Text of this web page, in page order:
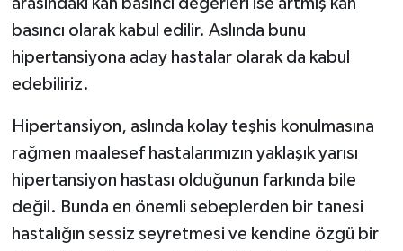
arasındaki kan basıncı değerleri ise artmış kan
basıncı olarak kabul edilir. Aslında bunu
hipertansiyona aday hastalar olarak da kabul
edebiliriz.
Hipertansiyon, aslında kolay teşhis konulmasına
rağmen maalesef hastalarımızın yaklaşık yarısı
hipertansiyon hastası olduğunun farkında bile
değil. Bunda en önemli sebeplerden bir tanesi
hastalığın sessiz seyretmesi ve kendine özgü bir